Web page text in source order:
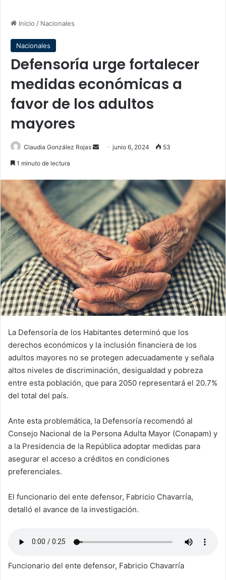
Inicio / Nacionales
Nacionales
Defensoría urge fortalecer
medidas económicas a
favor de los adultos
mayores
Claudia González Rojas
Sendjunio 6, 2024 53
1 minuto de lectura
La Defensoría de los Habitantes determinó que los
derechos económicos y la inclusión financiera de los
adultos mayores no se protegen adecuadamente y señala
altos niveles de discriminación, desigualdad y pobreza
entre esta población, que para 2050 representará el 20.7%
del total del país.
Ante esta problemática, la Defensoría recomendó al
Consejo Nacional de la Persona Adulta Mayor (Conapam) y
a la Presidencia de la República adoptar medidas para
asegurar el acceso a créditos en condiciones
preferenciales.
El funcionario del ente defensor, Fabricio Chavarría,
detalló el avance de la investigación.
Funcionario del ente defensor, Fabricio Chavarría